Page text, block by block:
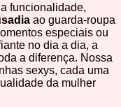
funcionalidade,
ao guarda-roupa
especiais ou
no dia a dia, a
a diferença. Nossa
sexys, cada uma
da mulher